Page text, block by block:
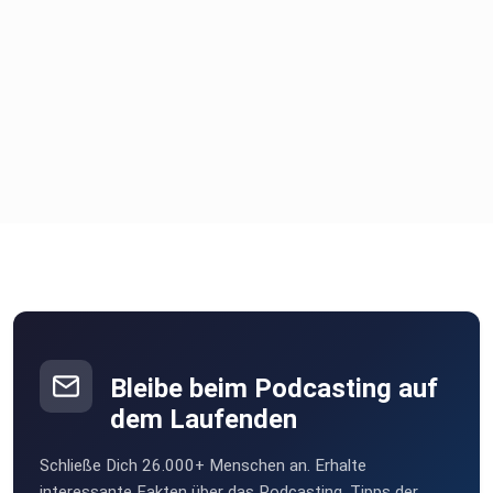
Bleibe beim Podcasting auf
dem Laufenden
Schließe Dich 26.000+ Menschen an. Erhalte